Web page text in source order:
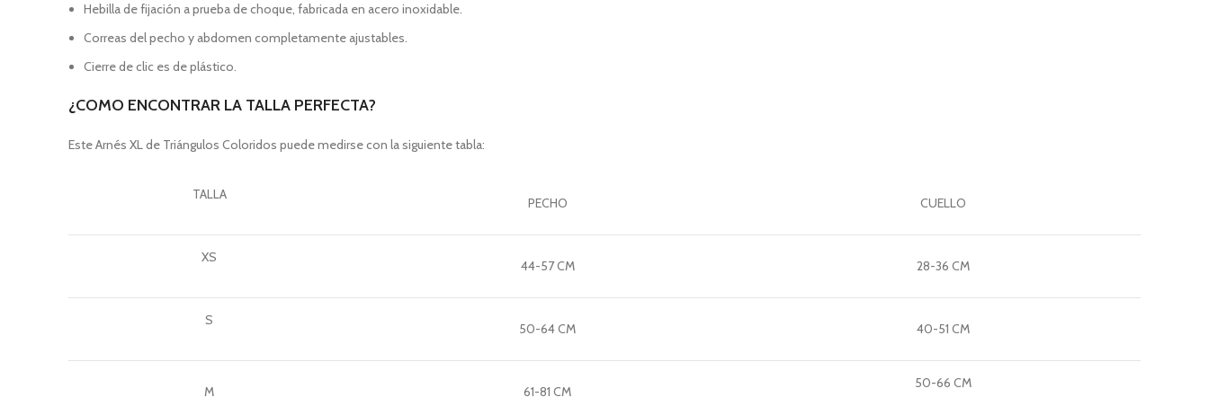
Hebilla de fijación a prueba de choque, fabricada en acero inoxidable.
Correas del pecho y abdomen completamente ajustables.
Cierre de clic es de plástico.
¿COMO ENCONTRAR LA TALLA PERFECTA?
Este Arnés XL de Triángulos Coloridos puede medirse con la siguiente tabla:
TALLA
PECHO CUELLO
XS
44-57 CM 28-36 CM
S
50-64 CM 40-51 CM
M 61-81 CM
50-66 CM